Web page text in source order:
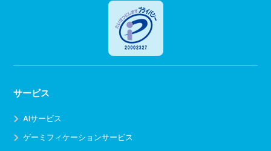
サービス
AIサービス
ゲーミフィケーションサービス